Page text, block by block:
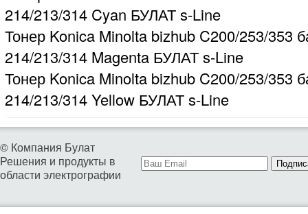
214/213/314 Cyan БУЛАТ s-Line
Тонер Konica Minolta bizhub C200/253/353
214/213/314 Magenta БУЛАТ s-Line
Тонер Konica Minolta bizhub C200/253/353
214/213/314 Yellow БУЛАТ s-Line
© Компания Булат
Решения и продукты в
области электрографии